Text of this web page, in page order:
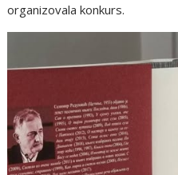
organizovala konkurs.